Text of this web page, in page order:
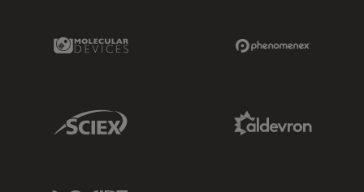
Molecular Devices Link
Sciex Link